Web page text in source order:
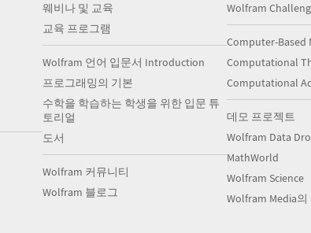
웨비나 및 교육
교육 프로그램
Wolfram 언어 입문서 Introduction
프로그래밍의 기본
수학을 학습하는 학생을 위한 입문 튜
토리얼
도서
Wolfram 커뮤니티
Wolfram 블로그
Wolfram
Computer-Based
Computational
Computational
데모 프로젝트
Wolfram Data
MathWorld
Wolfram Science
Wolfram Media